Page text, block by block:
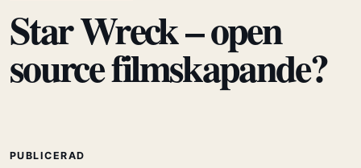
Star Wreck – open
source filmskapande?
PUBLICERAD